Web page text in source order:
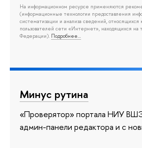
На информационном ресурсе применяются
(информационные технологии предоставления
систематизации и анализа сведений,
пользователей сети «Интернет», находящихся на
Федерации). Подробнее…
Минус рутина
«Проверятор» портала НИУ
админ-панели редактора и с